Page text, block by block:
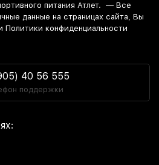
питания Атлет. — Все
данные на страницах сайта, Вы
Политики конфиденциальности
40 56 555
поддержки